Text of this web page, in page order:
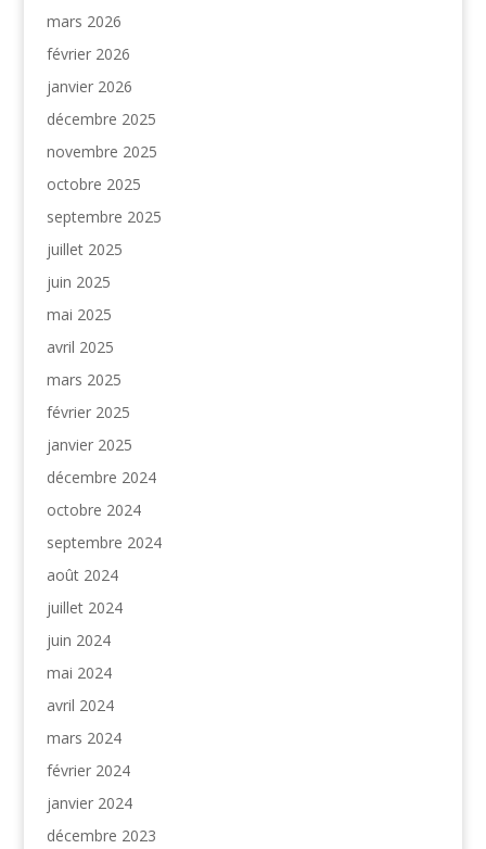
mars 2026
février 2026
janvier 2026
décembre 2025
novembre 2025
octobre 2025
septembre 2025
juillet 2025
juin 2025
mai 2025
avril 2025
mars 2025
février 2025
janvier 2025
décembre 2024
octobre 2024
septembre 2024
août 2024
juillet 2024
juin 2024
mai 2024
avril 2024
mars 2024
février 2024
janvier 2024
décembre 2023